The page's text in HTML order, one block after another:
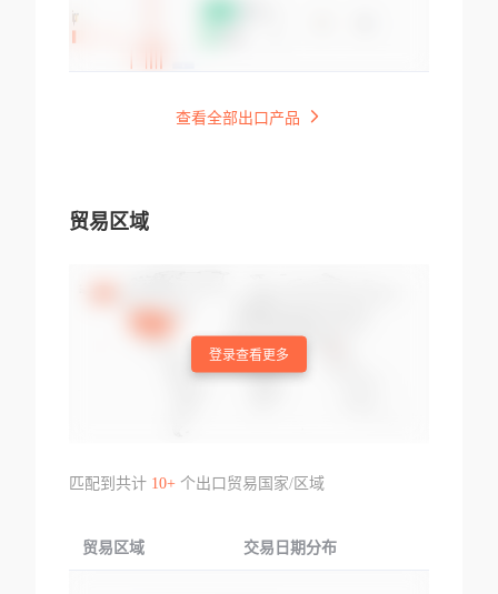
查看全部出口产品
贸易区域
登录查看更多
匹配到共计 10+个出口贸易国家/区域
贸易区域 交易日期分布